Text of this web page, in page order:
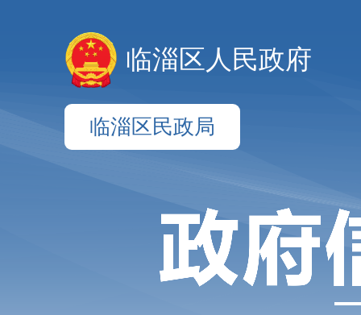
临淄区人民政府
临淄区民政局